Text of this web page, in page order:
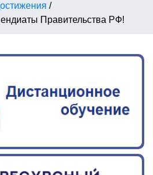
/
Правительства РФ!